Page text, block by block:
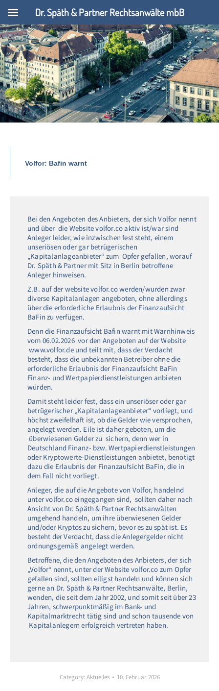
Volfor: Bafin warnt
Bei den Angeboten des Anbieters, der sich Volfor nennt
und über die Website volfor.co aktiv ist/war sind
Anleger leider, wie inzwischen fest steht, einem
unseriösen oder gar betrügerischen
„Kapitalanlageanbieter“ zum Opfer gefallen, worauf
Dr. Späth & Partner mit Sitz in Berlin betroffene
Anleger hinweisen.
Z.B. auf der website volfor.co werden/wurden zwar
diverse Kapitalanlagen angeboten, ohne allerdings
über die erforderliche Erlaubnis der Finanzaufsicht
BaFin zu verfügen.
Denn die Finanzaufsicht Bafin warnt mit Warnhinweis
vom 06.02.2026 vor den Angeboten auf der Website
www.volfor.de und teilt mit, dass der Verdacht
besteht, dass die unbekannten Betreiber ohne die
erforderliche Erlaubnis der Finanzaufsicht BaFin
Finanz- und Wertpapierdienstleistungen anbieten
würden.
Damit steht leider fest, dass ein unseriöser oder gar
betrügerischer „Kapitalanlageanbieter“ vorliegt, und
höchst zweifelhaft ist, ob die Gelder wie versprochen,
angelegt werden. Eile ist daher geboten, um die
überwiesenen Gelder zu sichern, denn wer in
Deutschland Finanz- bzw. Wertpapierdienstleistungen
oder Kryptowerte-Dienstleistungen anbietet, benötigt
dazu die Erlaubnis der Finanzaufsicht BaFin, die in
dem Fall nicht vorliegt.
Anleger, die auf die Angebote von Volfor, handelnd
unter volfor.co eingegangen sind, sollten daher nach
Ansicht von Dr. Späth & Partner Rechtsanwälten
umgehend handeln, um ihre überwiesenen Gelder
und/oder Kryptos zu sichern, bevor es zu spät ist. Es
besteht der Verdacht, dass die Anlegergelder nicht
ordnungsgemäß angelegt werden.
Betroffene, die den Angeboten des Anbieters, der sich
„Volfor“ nennt, unter der Website volfor.co zum Opfer
gefallen sind, sollten eiligst handeln und können sich
gerne an Dr. Späth & Partner Rechtsanwälte, Berlin,
wenden, die seit dem Jahr 2002, und somit seit über 23
Jahren, schwerpunktmäßig im Bank- und
Kapitalmarktrecht tätig sind und schon tausende von
Kapitalanlegern erfolgreich vertreten haben.
Category:Aktuelles 10. Februar 2026
Dr. Späth & Partner Rechtsanwälte mbB